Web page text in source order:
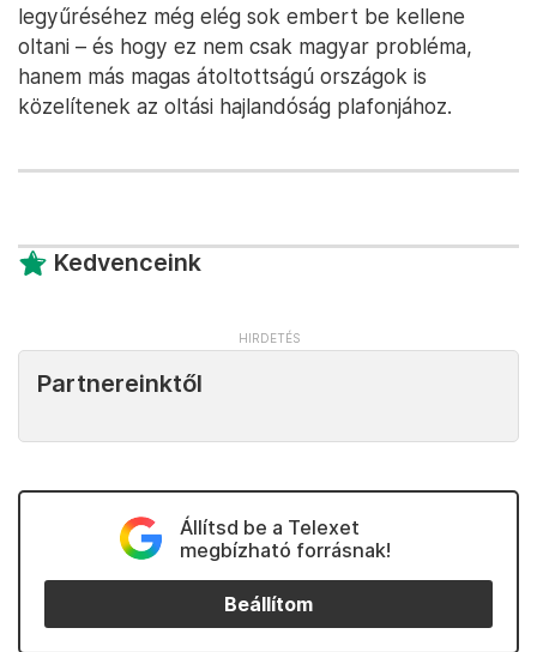
legyűréséhez még elég sok embert be kellene
oltani – és hogy ez nem csak magyar probléma,
hanem más magas átoltottságú országok is
közelítenek az oltási hajlandóság plafonjához.
Kedvenceink
Partnereinktől
Állítsd be a Telexet
megbízható forrásnak!
Beállítom